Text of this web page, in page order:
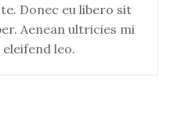
Donec eu libero sit
Aenean ultricies mi
leo.